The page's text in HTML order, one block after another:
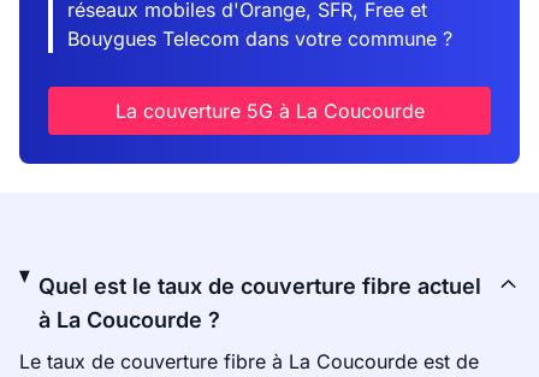
réseaux mobiles d'Orange, SFR, Free et
Bouygues Telecom dans votre commune ?
La couverture 5G à La Coucourde
Quel est le taux de couverture fibre actuel
à La Coucourde ?
Le taux de couverture fibre à La Coucourde est de